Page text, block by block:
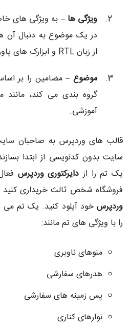
ویژگی ها – به ویژگی های
در یک موضوع به دنبال آن
از زبانRTL و ابزارک های
موضوع – مضامین را بر
گروه بندی می کند، مانند
آموزشی.
قالب های وردپرس به صاحبان
سایت بدون کدنویسی از ابتدا
یک تم را از دایرکتوری وردپرس
فروشگاه شخص ثالث خریداری
وردپرسخود آپلود کنید. یک تم می
را با ویژگی های تم مانند:
منوهای ناوبری
هدرهای سفارشی
پس زمینه های سفارشی
نوارهای کناری